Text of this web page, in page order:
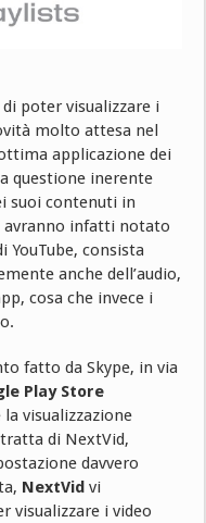
poter visualizzare i
molto attesa nel
applicazione dei
questione inerente
suoi contenuti in
infatti notato
consista
anche dell’audio,
cosa che invece i
fatto da Skype, in via
Play Store
visualizzazione
di NextVid,
davvero
NextVid vi
visualizzare i video